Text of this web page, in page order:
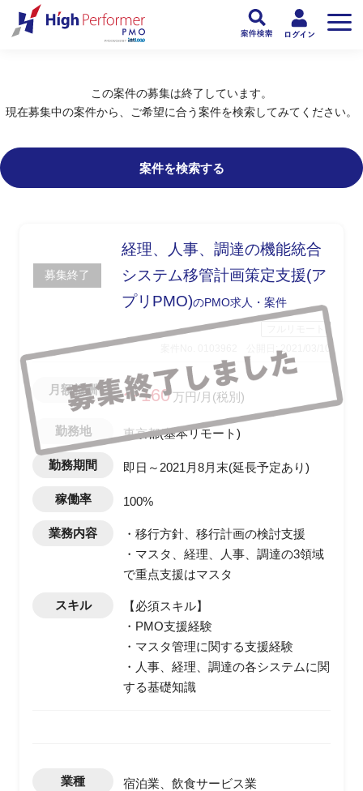
この案件の募集は終了しています。
現在募集中の案件から、ご希望に合う案件を検索してみてください。
案件を検索する
募集終了
経理、人事、調達の機能統合
システム移管計画策定支援(ア
プリPMO)のPMO求人・案件
公開日: 2021/03/10
月額報酬 〜160万円/月(税別)
勤務地 東京都(基本リモート)
勤務期間 即日～2021月8月末(延長予定あり)
稼働率 100%
業務内容
・移行方針、移行計画の検討支援
・マスタ、経理、人事、調達の3領域
で重点支援はマスタ
スキル
【必須スキル】
・PMO支援経験
・マスタ管理に関する支援経験
・人事、経理、調達の各システムに関
する基礎知識
業種 宿泊業、飲食サービス業